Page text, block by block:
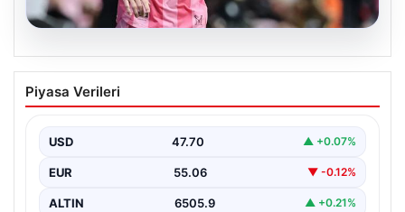
Dünya Kupası sonrası da durmuyor!
Messi yapacağını yaptı
Piyasa Verileri
USD 47.70 ▲ +0.07%
EUR 55.06 ▼ -0.12%
ALTIN 6505.9 ▲ +0.21%